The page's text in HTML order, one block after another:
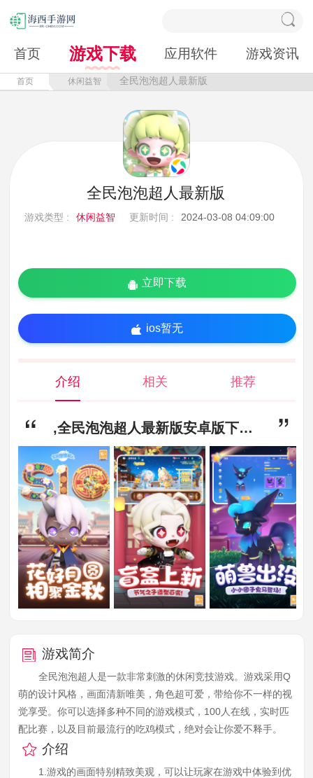
首页 游戏下载 应用软件 游戏资讯
首页 休闲益智 全民泡泡超人最新版
全民泡泡超人最新版
游戏类型 : 休闲益智 更新时间 : 2024-03-08 04:09:00
立即下载
ios暂无
介绍 相关 推荐
,全民泡泡超人最新版安卓版下载-全民泡泡超人最新版下载2.13.1
游戏简介
全民泡泡超人是一款非常刺激的休闲竞技游戏。游戏采用Q
萌的设计风格，画面清新唯美，角色超可爱，带给你不一样的视
觉享受。你可以选择多种不同的游戏模式，100人在线，实时匹
配比赛，以及目前最流行的吃鸡模式，绝对会让你爱不释手。
介绍
1.游戏的画面特别精致美观，可以让玩家在游戏中体验到优